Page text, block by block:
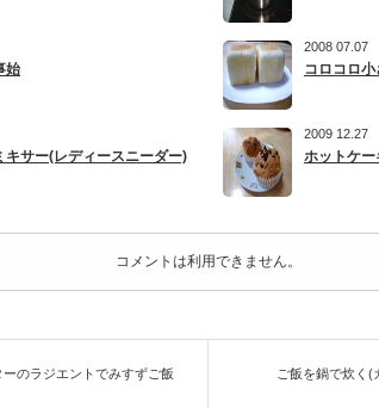
始
2008 07.07
コロコロ
キサー(レディースニーダー)
2009 12.27
ホットケ
コメントは利用できません。
のラジエントでみすずご飯
ご飯を鍋で炊く(